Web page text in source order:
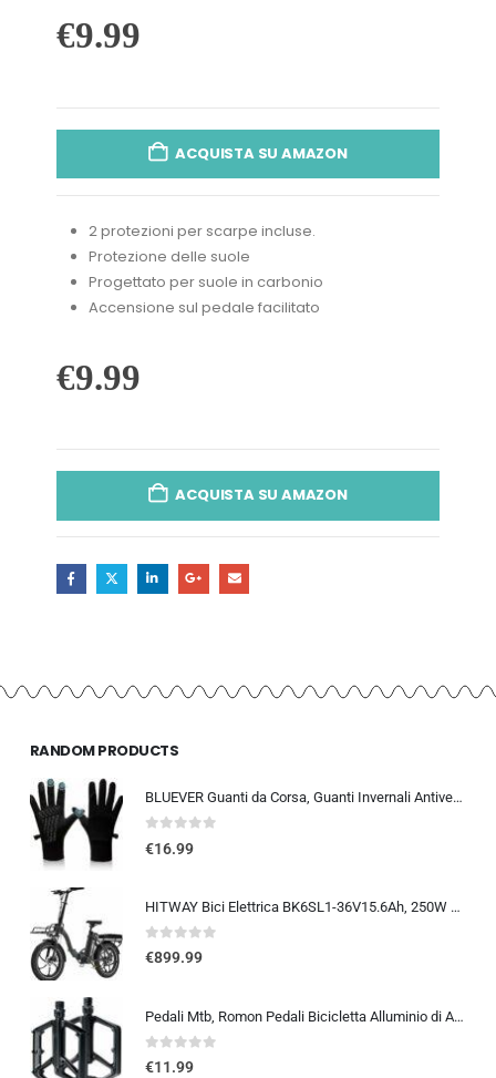
€9.99
ACQUISTA SU AMAZON
2 protezioni per scarpe incluse.
Protezione delle suole
Progettato per suole in carbonio
Accensione sul pedale facilitato
€9.99
ACQUISTA SU AMAZON
RANDOM PRODUCTS
BLUEVER Guanti da Corsa, Guanti Invernali Antivento Touchscreen Guanti Sportivi Caldi Antiscivolo Idrorepellenti per Uomo Don
0out of 5
€16.99
HITWAY Bici Elettrica BK6SL1-36V15.6Ah, 250W E Bike da 20 pollici, Autonomia 70-150km, 7 Velocità, Controllo APP, Pieghevo…
0out of 5
€899.99
Pedali Mtb, Romon Pedali Bicicletta Alluminio di Alta Qualità e Cuscinetto du Sigillato, Pedali Piatti 9/16 Lavorati a CNC co
0out of 5
€11.99